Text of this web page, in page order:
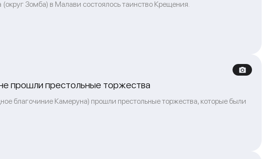
Зомба) в Малави состоялось таинство Крещения.
прошли престольные торжества
благочиние Камеруна) прошли престольные торжества, которые были